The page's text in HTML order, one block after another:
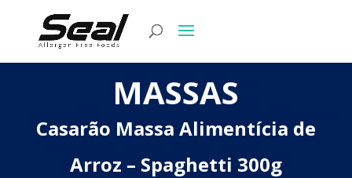
MASSAS
Casarão Massa Alimentícia de
Arroz – Spaghetti 300g